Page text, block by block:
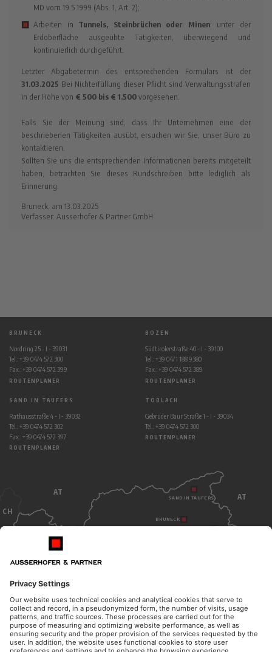
MD vom 19.5.1999 (Abs. 1, Art. 2);
Arbeiten in Tunnels, Steinbrüchen oder Minen: unter der
Erdoberfläche ausgeübte Tätigkeiten, überwiegend und
kontinuierlich durchgeführt.
Letzter Abgabetermin des entsprechenden Formulars ist der
31.03.2025 Bei Nichterfüllung dieser Pflicht sind Verwaltungsstrafen
in der Höhe von € 500 bis € 1.500vorgesehen.
Falls Sie der Meinung sind, dass Ihr Unternehmen eine der
beschriebenen Tätigkeiten ausübt, ersuchen wir Sie, unser Büro zu
kontaktieren.
Sollten Sie uns die entsprechenden Informationen bereits mitgeteilt
haben, betrachten Sie dieses Rundschreiben bitte lediglich als
Erinnerung.
Bruneck, am 13.03.2025
Verfasser: Ausserhofer & Partner GmbH
BRUNECK
Nordring 25 - I - 39031
Tel.: +39 0474 572 300
Fax.: +39 0474 572 399
ROUTENPLANER
BOZEN
Südtirolerstraße 40 - I - 39100
Tel.: +39 0471 188 9380
Fax.: +39 0474 572 389
ROUTENPLANER
SAND IN TAUFERS
Rathausstraße 4 - I - 39032
Tel.: +39 0474 572 302
Fax.: +39 0474 572 397
ROUTENPLANER
TOBLACH
Gebrüder Baur Straße 1 - I - 39034
Tel.: +39 0474 572 300
ROUTENPLANER
AT
AT
CH
ITALY
BRUNECK
SAND IN TAUFERS